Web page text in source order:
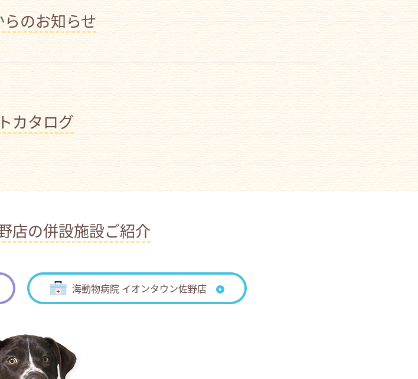
のお知らせ
カタログ
店の併設施設ご紹介
海動物病院 イオンタウン佐野店